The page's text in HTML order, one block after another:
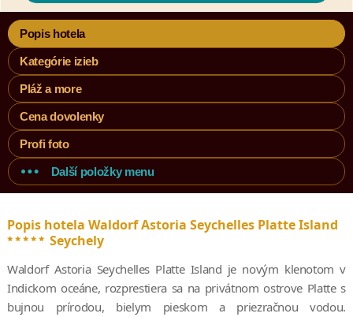
Popis hotela
Kategórie izieb
Pláž a more
Cena dovolenky
Profi foto
Další položky menu
Popis hotela Waldorf Astoria Seychelles Platte Island
***** Seychely
Waldorf Astoria Seychelles Platte Island je novým klenotom v
Indickom oceáne, rozprestiera sa na privátnom ostrove Platte s
bujnou prírodou, bielym pieskom a priezračnou vodou.